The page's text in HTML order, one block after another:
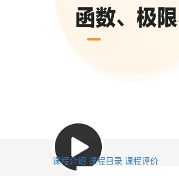
课程介绍 课程目录 课程评价